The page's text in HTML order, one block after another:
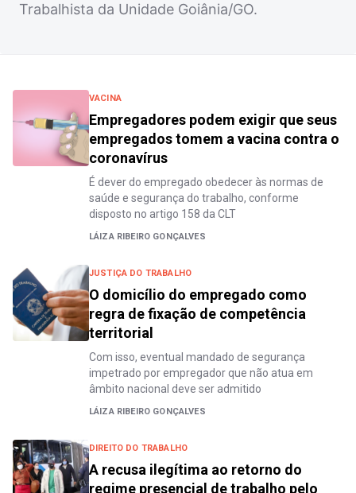
Trabalhista da Unidade Goiânia/GO.
VACINA
Empregadores podem exigir que seus
empregados tomem a vacina contra o
coronavírus
É dever do empregado obedecer às normas de
saúde e segurança do trabalho, conforme
disposto no artigo 158 da CLT
LÁIZA RIBEIRO GONÇALVES
JUSTIÇA DO TRABALHO
O domicílio do empregado como
regra de fixação de competência
territorial
Com isso, eventual mandado de segurança
impetrado por empregador que não atua em
âmbito nacional deve ser admitido
LÁIZA RIBEIRO GONÇALVES
DIREITO DO TRABALHO
A recusa ilegítima ao retorno do
regime presencial de trabalho pelo